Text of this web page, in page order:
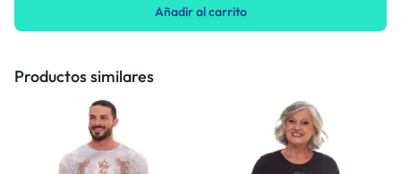
Añadir al carrito
Productos similares